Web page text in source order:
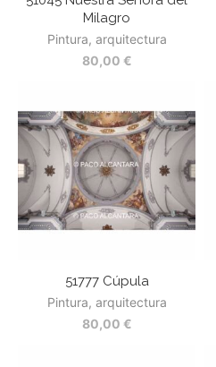
Milagro
Pintura, arquitectura
80,00 €
51777 Cúpula
Pintura, arquitectura
80,00 €